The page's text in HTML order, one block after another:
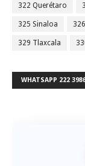
322 Querétaro
325 Sinaloa
329 Tlaxcala
WHATSAPP 222